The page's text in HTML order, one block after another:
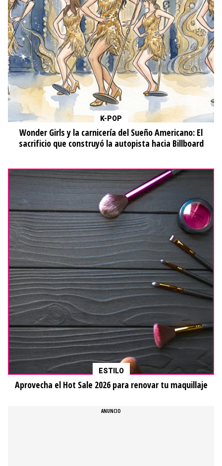
K-POP
Wonder Girls y la carnicería del Sueño Americano: El
sacrificio que construyó la autopista hacia Billboard
ESTILO
Aprovecha el Hot Sale 2026 para renovar tu maquillaje